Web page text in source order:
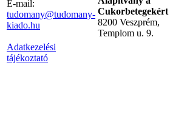
E-mail:
tudomany@tudomany-
kiado.hu
Adatkezelési
tájékoztató
Cukorbetegekért
8200 Veszprém,
Templom u. 9.